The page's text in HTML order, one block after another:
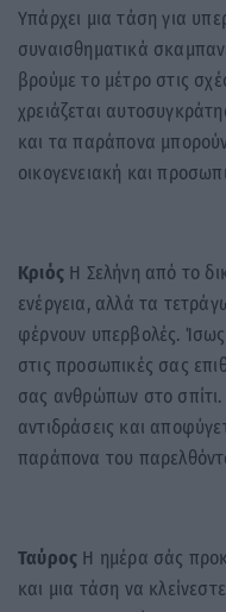
Υπάρχει μια τάση για
συναισθηματικά
βρούμε το μέτρο στις
χρειάζεται
και τα παράπονα
οικογενειακή και
Κριός Η Σελήνη από το
ενέργεια, αλλά τα
φέρνουν υπερβολές.
στις προσωπικές σας
σας ανθρώπων στο σπίτι.
αντιδράσεις και
παράπονα του
Ταύρος Η ημέρα σάς
και μια τάση να